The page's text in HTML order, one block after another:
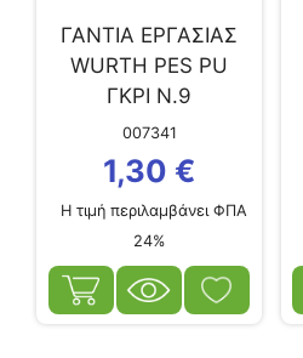
ΓΑΝΤΙΑ ΕΡΓΑΣΙΑΣ
WURTH PES PU
ΓΚΡΙ Ν.9
007341
1,30 €
Η τιμή περιλαμβάνει ΦΠΑ
24%